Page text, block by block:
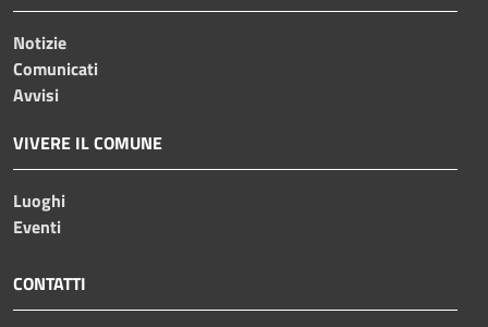
Notizie
Comunicati
Avvisi
VIVERE IL COMUNE
Luoghi
Eventi
CONTATTI